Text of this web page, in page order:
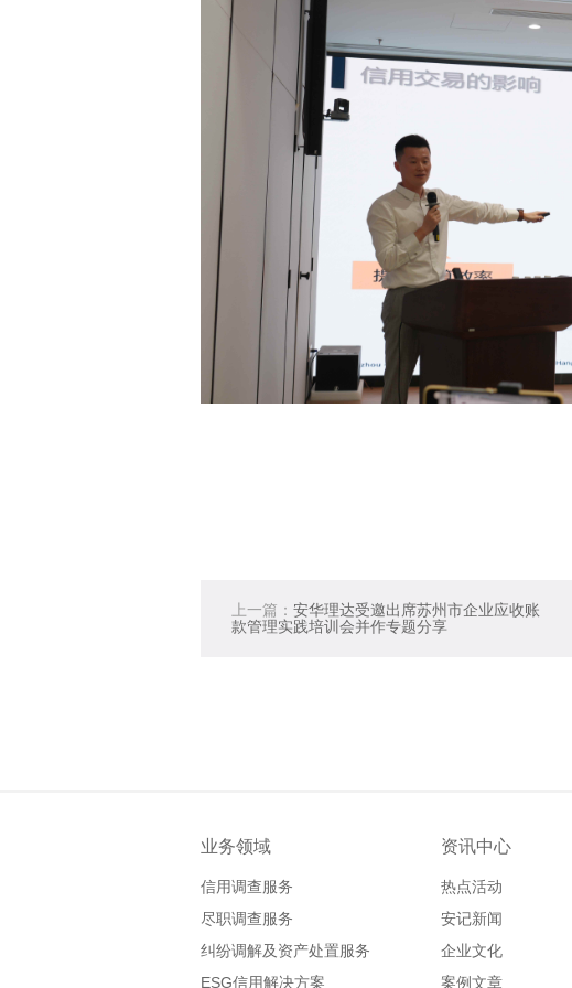
上一篇： 安华理达受邀出席苏州市企业应收账
款管理实践培训会并作专题分享
业务领域
信用调查服务
尽职调查服务
纠纷调解及资产处置服务
ESG信用解决方案
资讯中心
热点活动
安记新闻
企业文化
案例文章